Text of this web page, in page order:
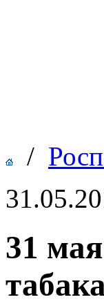
/
31